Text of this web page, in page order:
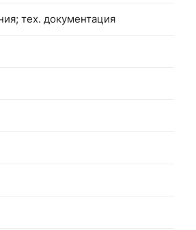
тех. документация